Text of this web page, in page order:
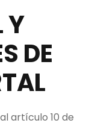
Y
DE
artículo 10 de